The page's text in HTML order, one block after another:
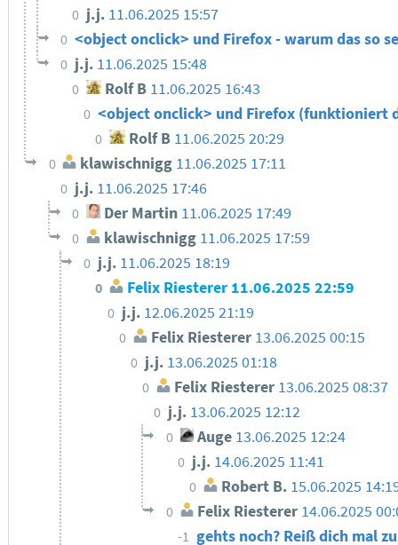
0 j.j. 11.06.2025 15:57
0 <object onclick> und Firefox - warum das so
0 j.j. 11.06.2025 15:48
0 Rolf B 11.06.2025 16:43
0 <object onclick> und Firefox (funktioniert
0 Rolf B 11.06.2025 20:29
0 klawischnigg 11.06.2025 17:11
0 j.j. 11.06.2025 17:46
0 Der Martin 11.06.2025 17:49
0 klawischnigg 11.06.2025 17:59
0 j.j. 11.06.2025 18:19
0 Felix Riesterer 11.06.2025 22:59
0 j.j. 12.06.2025 21:19
0 Felix Riesterer 13.06.2025 00:15
0 j.j. 13.06.2025 01:18
0 Felix Riesterer 13.06.2025 08:37
0 j.j. 13.06.2025 12:12
0 Auge 13.06.2025 12:24
0 j.j. 14.06.2025 11:41
0 Robert B. 15.06.2025
0 Felix Riesterer 14.06.2025
-1 gehts noch? Reiß dich mal